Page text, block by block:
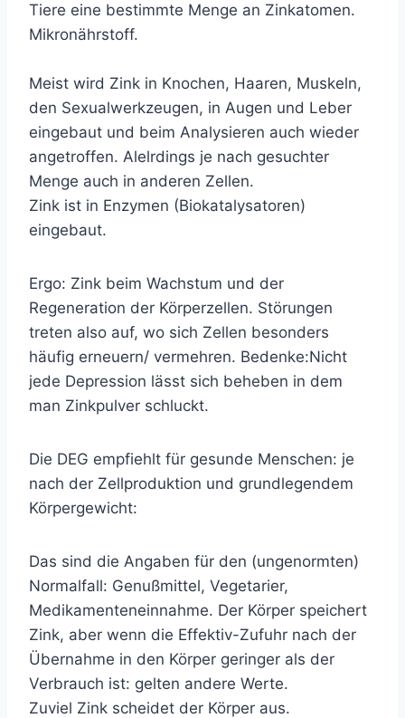
Tiere eine bestimmte Menge an Zinkatomen.
Mikronährstoff.
Meist wird Zink in Knochen, Haaren, Muskeln,
den Sexualwerkzeugen, in Augen und Leber
eingebaut und beim Analysieren auch wieder
angetroffen. Alelrdings je nach gesuchter
Menge auch in anderen Zellen.
Zink ist in Enzymen (Biokatalysatoren)
eingebaut.
Ergo: Zink beim Wachstum und der
Regeneration der Körperzellen. Störungen
treten also auf, wo sich Zellen besonders
häufig erneuern/ vermehren. Bedenke:Nicht
jede Depression lässt sich beheben in dem
man Zinkpulver schluckt.
Die DEG empfiehlt für gesunde Menschen: je
nach der Zellproduktion und grundlegendem
Körpergewicht:
Das sind die Angaben für den (ungenormten)
Normalfall: Genußmittel, Vegetarier,
Medikamenteneinnahme. Der Körper speichert
Zink, aber wenn die Effektiv-Zufuhr nach der
Übernahme in den Körper geringer als der
Verbrauch ist: gelten andere Werte.
Zuviel Zink scheidet der Körper aus.